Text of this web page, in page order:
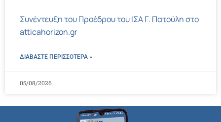
Συνέντευξη του Προέδρου του ΙΣΑ Γ. Πατούλη στο
atticahorizon.gr
ΔΙΑΒΑΣΤΕ ΠΕΡΙΣΣΌΤΕΡΑ »
05/08/2026